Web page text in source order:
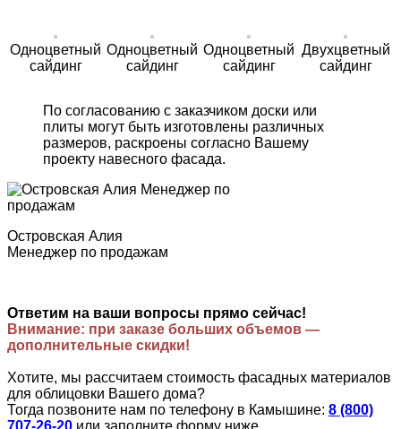
Одноцветный
сайдинг
Одноцветный
сайдинг
Одноцветный
сайдинг
Двухцветный
сайдинг
По согласованию с заказчиком доски или
плиты могут быть изготовлены различных
размеров, раскроены согласно Вашему
проекту навесного фасада.
Островская Алия
Менеджер по продажам
Ответим на ваши вопросы прямо сейчас!
Внимание: при заказе больших объемов —
дополнительные скидки!
Хотите, мы рассчитаем стоимость фасадных материалов
для облицовки Вашего дома?
Тогда позвоните нам по телефону в Камышине: 8 (800)